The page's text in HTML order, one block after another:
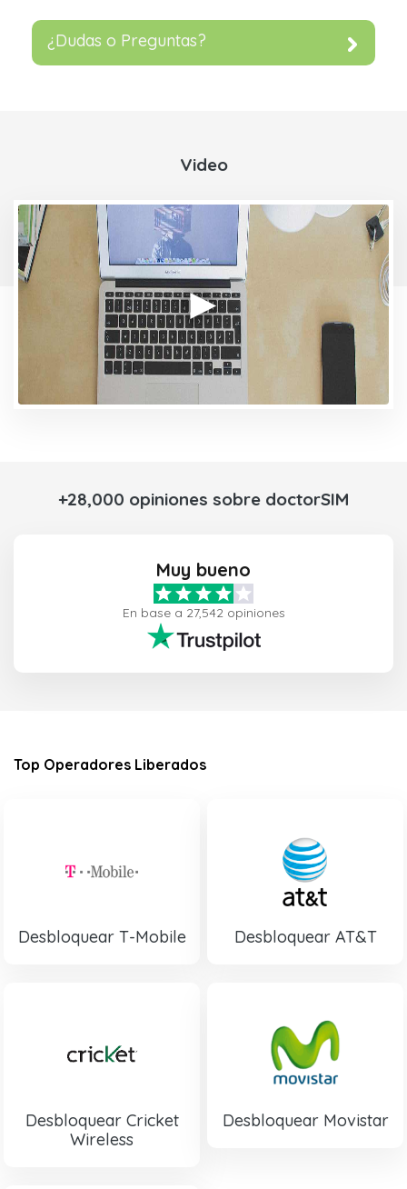
¿Dudas o Preguntas?
Video
+28,000 opiniones sobre doctorSIM
Muy bueno
En base a 27,542 opiniones
Top Operadores Liberados
Desbloquear T-Mobile Desbloquear AT&T
Desbloquear Cricket
Wireless
Desbloquear Movistar